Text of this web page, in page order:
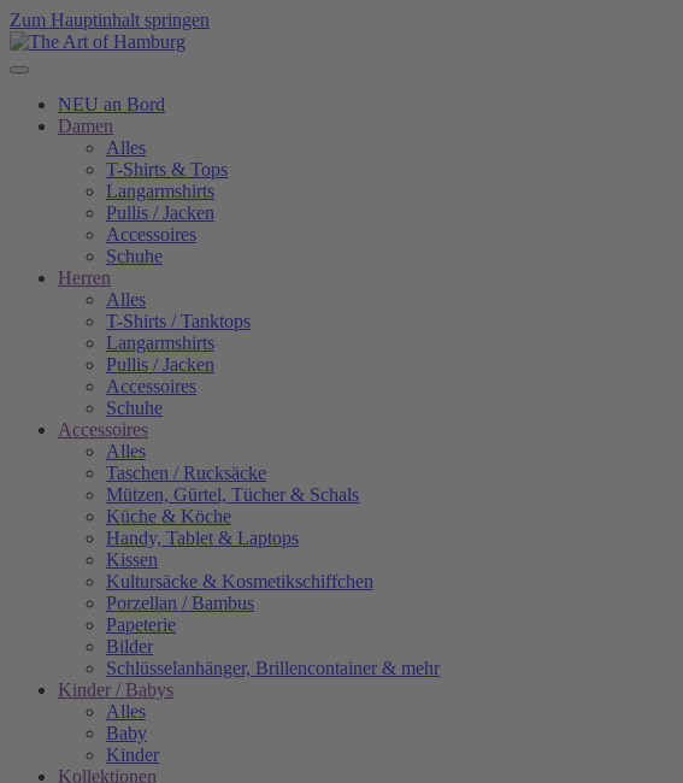
Zum Hauptinhalt springen
NEU an Bord
Damen
Alles
T-Shirts & Tops
Langarmshirts
Pullis / Jacken
Accessoires
Schuhe
Herren
Alles
T-Shirts / Tanktops
Langarmshirts
Pullis / Jacken
Accessoires
Schuhe
Accessoires
Alles
Taschen / Rucksäcke
Mützen, Gürtel, Tücher & Schals
Küche & Köche
Handy, Tablet & Laptops
Kissen
Kultursäcke & Kosmetikschiffchen
Porzellan / Bambus
Papeterie
Bilder
Schlüsselanhänger, Brillencontainer & mehr
Kinder / Babys
Alles
Baby
Kinder
Kollektionen